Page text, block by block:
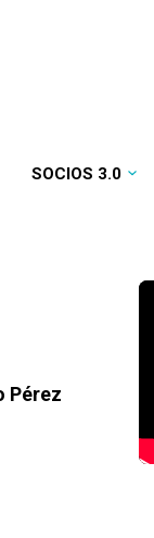
SOCIOS 3.0
Pérez